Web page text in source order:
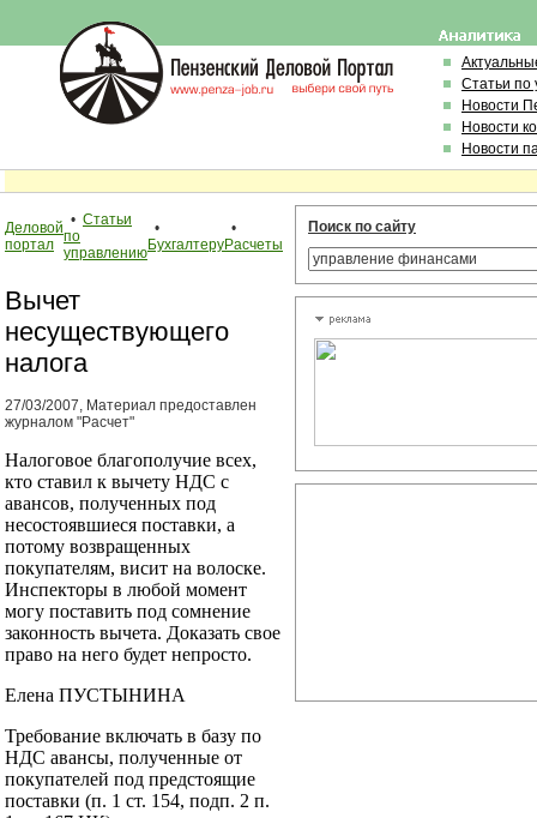
Статьи по
Новости
Новости
Новости
Деловой
портал
• Статьи
по
управлению
•
Бухгалтеру
•
Расчеты
Вычет
несуществующего
налога
27/03/2007, Материал предоставлен
журналом "Расчет"
Налоговое благополучие всех,
кто ставил к вычету НДС с
авансов, полученных под
несостоявшиеся поставки, а
потому возвращенных
покупателям, висит на волоске.
Инспекторы в любой момент
могу поставить под сомнение
законность вычета. Доказать свое
право на него будет непросто.
Елена ПУСТЫНИНА
Требование включать в базу по
НДС авансы, полученные от
покупателей под предстоящие
поставки (п. 1 ст. 154, подп. 2 п.
Поиск по сайту